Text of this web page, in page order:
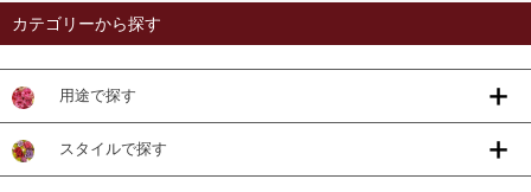
カテゴリーから探す
用途で探す
スタイルで探す